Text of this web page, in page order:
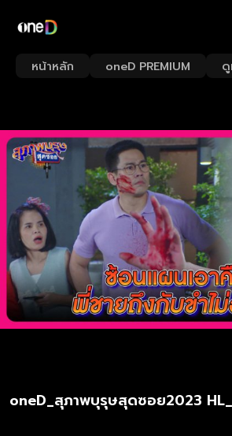
หน้าหลัก oneD PREMIUM
oneD_สุภาพบุรุษสุดซอย2023